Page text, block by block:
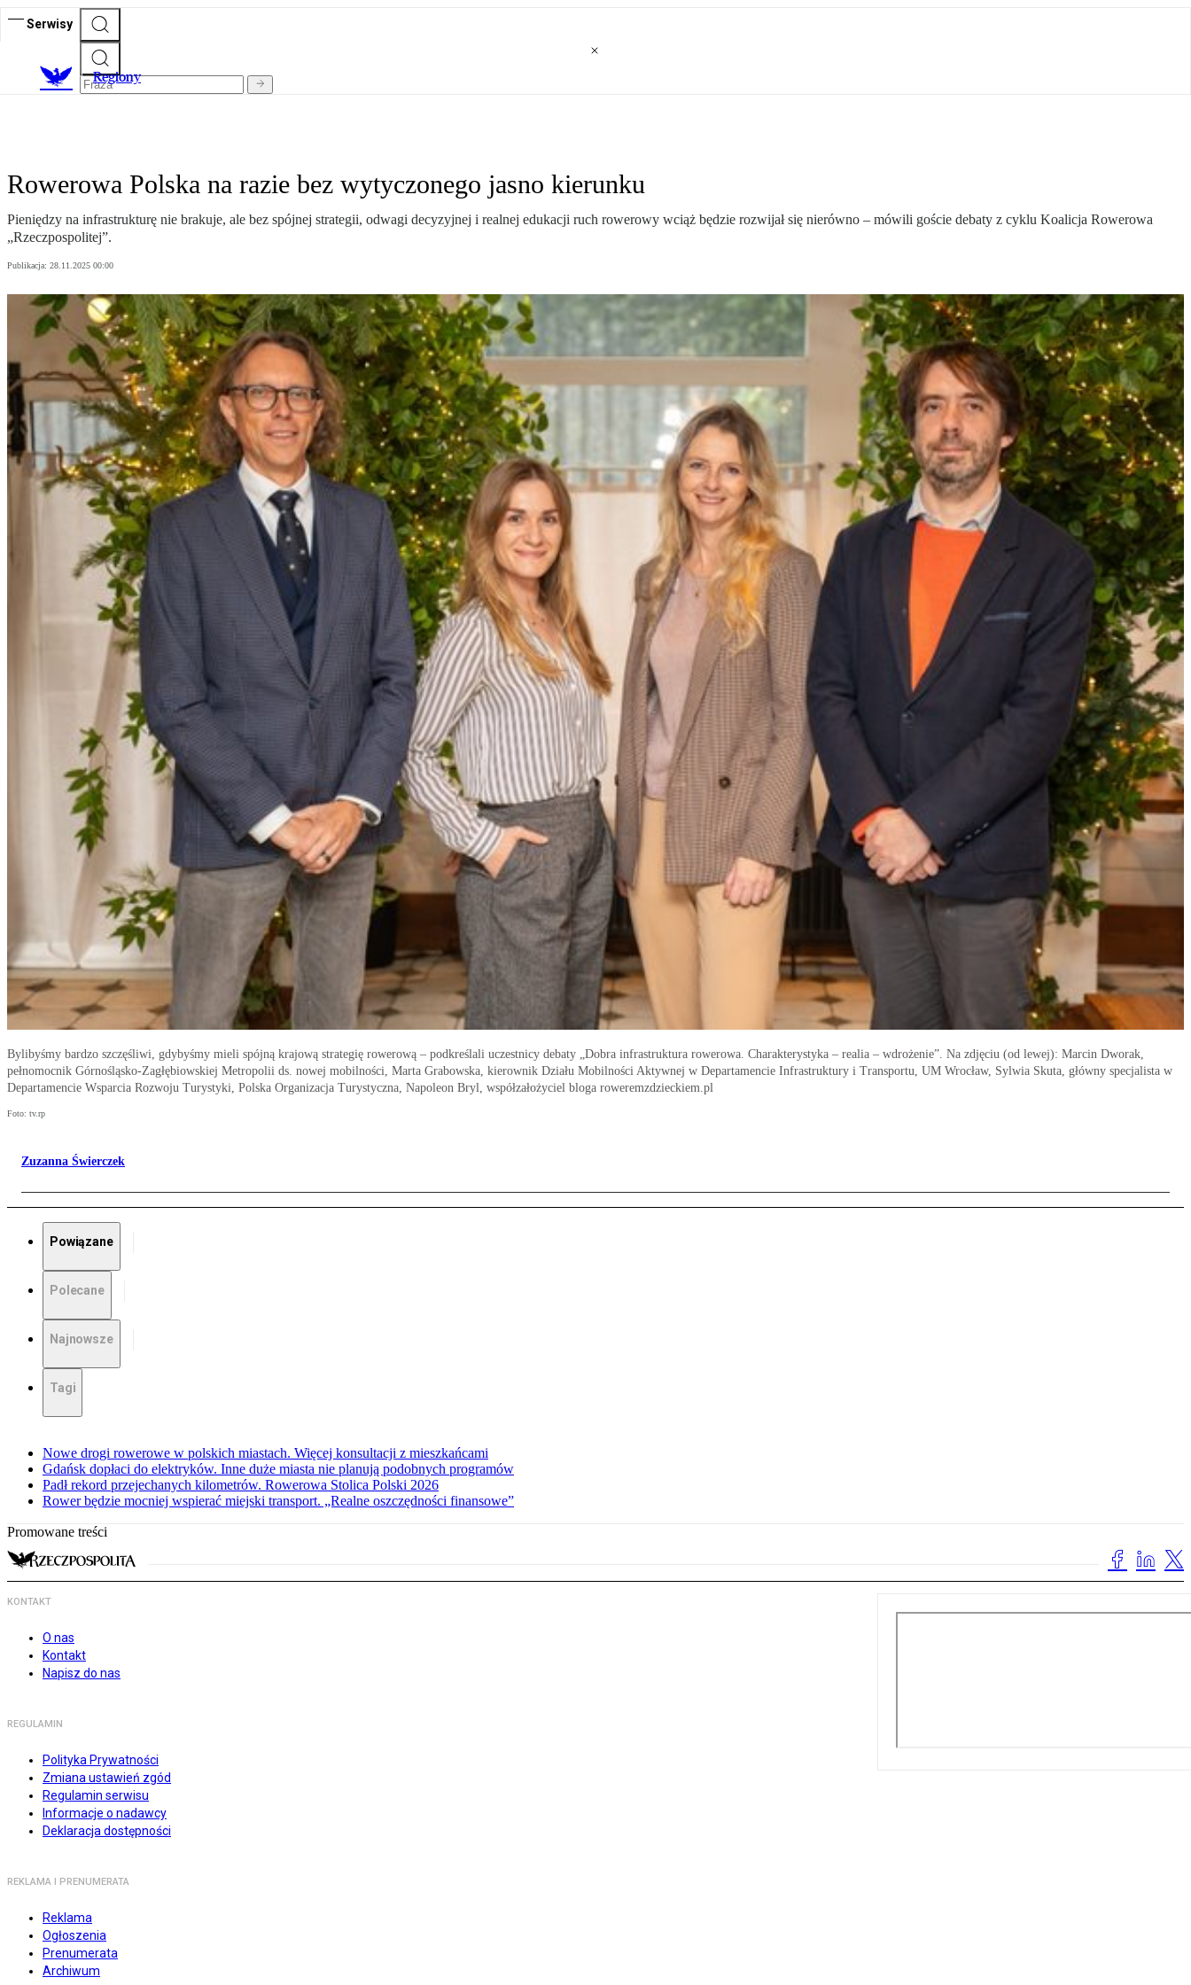
Serwisy
Regiony
Rowerowa Polska na razie bez wytyczonego jasno kierunku
Pieniędzy na infrastrukturę nie brakuje, ale bez spójnej strategii, odwagi decyzyjnej i realnej edukacji ruch rowerowy wciąż będzie rozwijał się nierówno – mówili goście debaty z cyklu Koalicja Rowerowa
„Rzeczpospolitej”.
Publikacja: 28.11.2025 00:00
Bylibyśmy bardzo szczęśliwi, gdybyśmy mieli spójną krajową strategię rowerową – podkreślali uczestnicy debaty „Dobra infrastruktura rowerowa. Charakterystyka – realia – wdrożenie”. Na zdjęciu (od lewej): Marcin Dworak,
pełnomocnik Górnośląsko-Zagłębiowskiej Metropolii ds. nowej mobilności, Marta Grabowska, kierownik Działu Mobilności Aktywnej w Departamencie Infrastruktury i Transportu, UM Wrocław, Sylwia Skuta, główny specjalista w
Departamencie Wsparcia Rozwoju Turystyki, Polska Organizacja Turystyczna, Napoleon Bryl, współzałożyciel bloga roweremzdzieckiem.pl
Foto: tv.rp
Zuzanna Świerczek
Powiązane
Polecane
Najnowsze
Tagi
Nowe drogi rowerowe w polskich miastach. Więcej konsultacji z mieszkańcami
Gdańsk dopłaci do elektryków. Inne duże miasta nie planują podobnych programów
Padł rekord przejechanych kilometrów. Rowerowa Stolica Polski 2026
Rower będzie mocniej wspierać miejski transport. „Realne oszczędności finansowe”
Promowane treści
KONTAKT
O nas
Kontakt
Napisz do nas
REGULAMIN
Polityka Prywatności
Zmiana ustawień zgód
Regulamin serwisu
Informacje o nadawcy
Deklaracja dostępności
REKLAMA I PRENUMERATA
Reklama
Ogłoszenia
Prenumerata
Archiwum